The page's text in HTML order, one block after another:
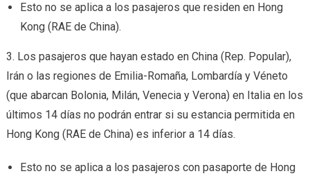
Esto no se aplica a los pasajeros que residen en Hong
Kong (RAE de China).
3. Los pasajeros que hayan estado en China (Rep. Popular),
Irán o las regiones de Emilia-Romaña, Lombardía y Véneto
(que abarcan Bolonia, Milán, Venecia y Verona) en Italia en los
últimos 14 días no podrán entrar si su estancia permitida en
Hong Kong (RAE de China) es inferior a 14 días.
Esto no se aplica a los pasajeros con pasaporte de Hong